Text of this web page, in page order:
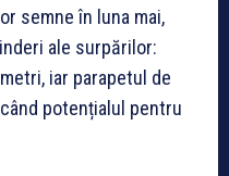
semne în luna mai,
ale surpărilor:
iar parapetul de
potențialul pentru